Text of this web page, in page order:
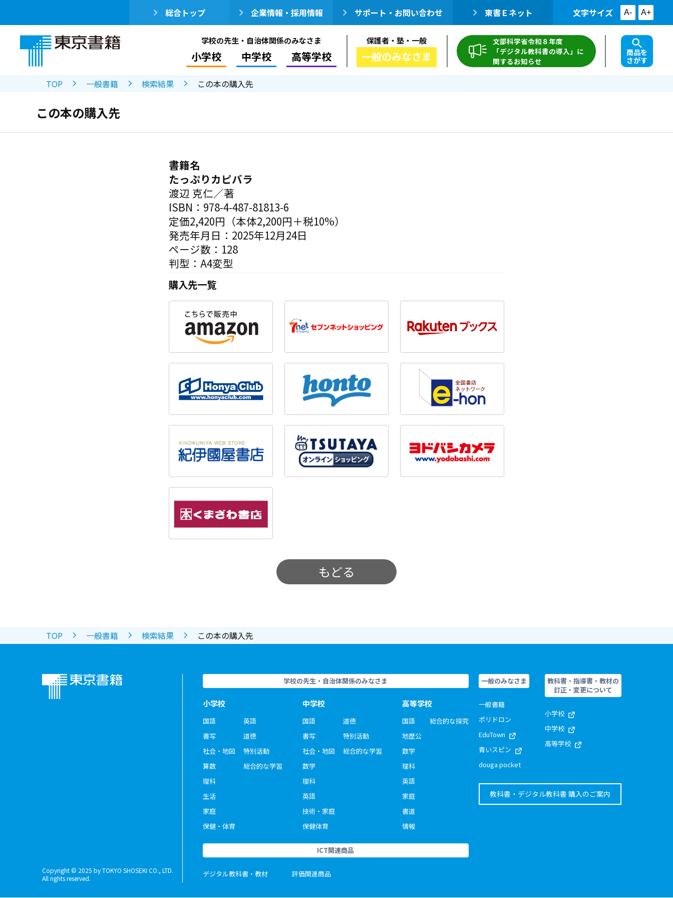
総合トップ 企業情報・採用情報 サポート・お問い合わせ 東書Ｅネット 文字サイズ A- A+
学校の先生・自治体関係のみなさま
小学校 中学校 高等学校
保護者・塾・一般
一般のみなさま
文部科学省令和８年度
「デジタル教科書の導入」に
関するお知らせ
商品を
さがす
TOP 一般書籍 検索結果 この本の購入先
この本の購入先
書籍名
たっぷりカピバラ
渡辺 克仁／著
ISBN：978-4-487-81813-6
定価2,420円（本体2,200円＋税10%）
発売年月日：2025年12月24日
ページ数：128
判型：A4変型
購入先一覧
もどる
TOP 一般書籍 検索結果 この本の購入先
Copyright © 2025 by TOKYO SHOSEKI CO., LTD.
All rights reserved.
学校の先生・自治体関係のみなさま
小学校
国語
書写
社会・地図
算数
理科
生活
家庭
保健・体育
英語
道徳
特別活動
総合的な学習
中学校
国語
書写
社会・地図
数学
理科
英語
技術・家庭
保健体育
道徳
特別活動
総合的な学習
高等学校
国語
地歴公
数学
理科
英語
家庭
書道
情報
総合的な探究
ICT関連商品
デジタル教科書・教材 評価関連商品
一般のみなさま
一般書籍
ポリドロン
EduTown
青いスピン
douga pocket
教科書・指導書・教材の
訂正・変更について
小学校
中学校
高等学校
教科書・デジタル教科書 購入のご案内